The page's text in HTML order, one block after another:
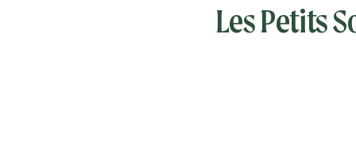
Les Petits